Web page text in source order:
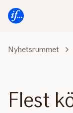
direkt
huvudmenyn
direkt
innehåll
Nyhetsrummet
Flest